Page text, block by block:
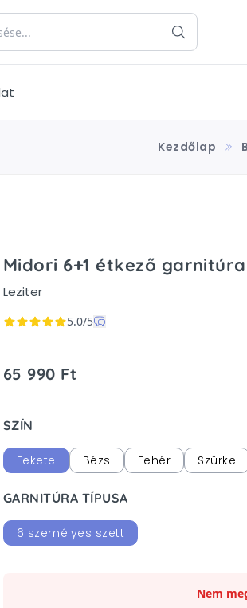
Kezdőlap
Midori 6+1 étkező
Leziter
5.0/5
65 990 Ft
SZÍN
Fekete Bézs Fehér Szürke
GARNITÚRA TÍPUSA
6 személyes szett
Nem